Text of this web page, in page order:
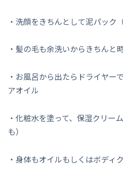
・洗顔をきちんとして泥パック
・髪の毛も余洗いからきちんと
・お風呂から出たらドライヤー
アオイル
・化粧水を塗って、保湿クリー
も）
・身体もオイルもしくはボディ